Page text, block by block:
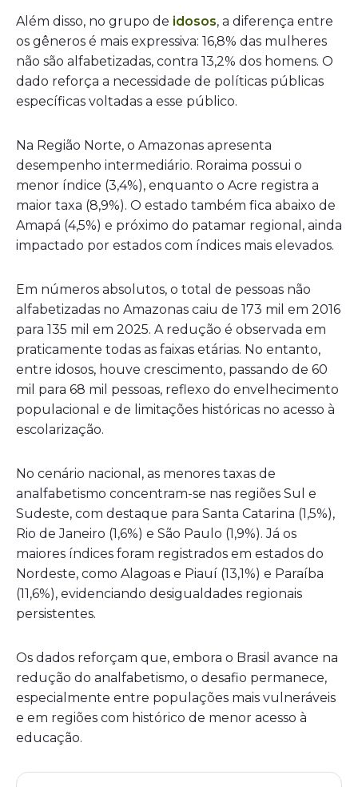
Além disso, no grupo de idosos, a diferença entre
os gêneros é mais expressiva: 16,8% das mulheres
não são alfabetizadas, contra 13,2% dos homens. O
dado reforça a necessidade de políticas públicas
específicas voltadas a esse público.
Na Região Norte, o Amazonas apresenta
desempenho intermediário. Roraima possui o
menor índice (3,4%), enquanto o Acre registra a
maior taxa (8,9%). O estado também fica abaixo de
Amapá (4,5%) e próximo do patamar regional, ainda
impactado por estados com índices mais elevados.
Em números absolutos, o total de pessoas não
alfabetizadas no Amazonas caiu de 173 mil em 2016
para 135 mil em 2025. A redução é observada em
praticamente todas as faixas etárias. No entanto,
entre idosos, houve crescimento, passando de 60
mil para 68 mil pessoas, reflexo do envelhecimento
populacional e de limitações históricas no acesso à
escolarização.
No cenário nacional, as menores taxas de
analfabetismo concentram-se nas regiões Sul e
Sudeste, com destaque para Santa Catarina (1,5%),
Rio de Janeiro (1,6%) e São Paulo (1,9%). Já os
maiores índices foram registrados em estados do
Nordeste, como Alagoas e Piauí (13,1%) e Paraíba
(11,6%), evidenciando desigualdades regionais
persistentes.
Os dados reforçam que, embora o Brasil avance na
redução do analfabetismo, o desafio permanece,
especialmente entre populações mais vulneráveis
e em regiões com histórico de menor acesso à
educação.